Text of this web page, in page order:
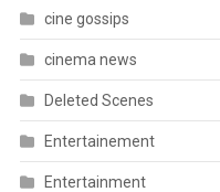
cine gossips
cinema news
Deleted Scenes
Entertainement
Entertainment